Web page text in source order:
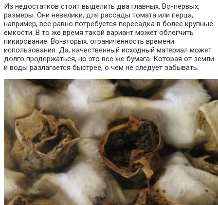
Из недостатков стоит выделить два главных. Во-первых,
размеры. Они невелики, для рассады томата или перца,
например, все равно потребуется пересадка в более крупные
емкости. В то же время такой вариант может облегчить
пикирование. Во-вторых, ограниченность времени
использования. Да, качественный исходный материал может
долго продержаться, но это все же бумага. Которая от земли
и воды разлагается быстрее, о чем не следует забывать.